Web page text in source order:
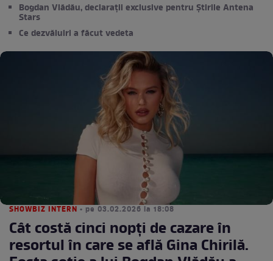
Bogdan Vlădău, declarații exclusive pentru Știrile Antena
Stars
Ce dezvăluiri a făcut vedeta
SHOWBIZ INTERN • pe 03.02.2026 la 18:08
Cât costă cinci nopți de cazare în
resortul în care se află Gina Chirilă.